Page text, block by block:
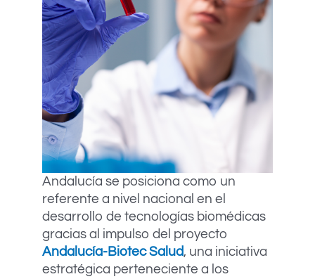
Andalucía se posiciona como un
referente a nivel nacional en el
desarrollo de tecnologías biomédicas
gracias al impulso del proyecto
Andalucía-Biotec Salud, una iniciativa
estratégica perteneciente a los